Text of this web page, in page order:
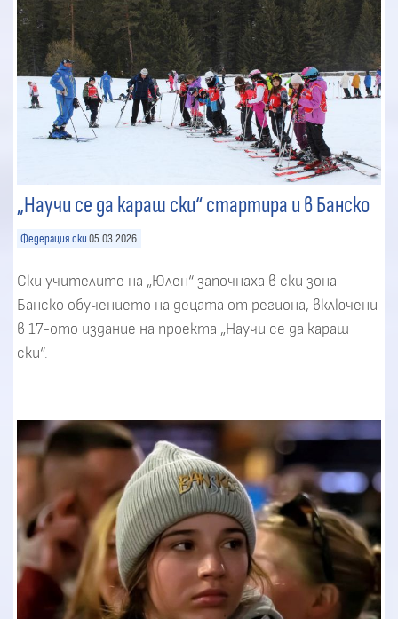
„Научи се да караш ски“ стартира и в Банско
Федерация ски 05.03.2026
Ски учителите на „Юлен“ започнаха в ски зона
Банско обучението на децата от региона, включени
в 17-ото издание на проекта „Научи се да караш
ски“.